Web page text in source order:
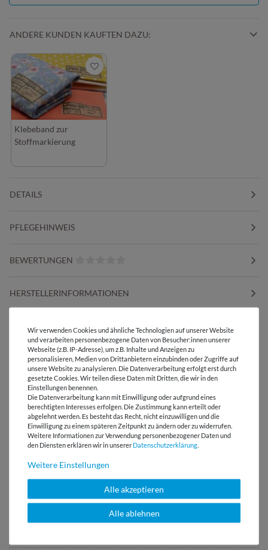
ANDERE KUNDEN KAUFTEN DAZU:
Klebeband zur
Stoffmarkierung
DETAILS
PFLEGEHINWEIS
BEWERTUNGEN
HERSTELLERINFORMATIONEN
DIESER STOFF IN ANDEREN FARBEN
Versandkostenfrei ab 60 € -
Lieferung mit DHL
E-Mail Kundenservice
Antwort in 24h
Über 98% positive
Bewertungen
Über 110 Gratis
Schnittmuster für Dich
Wir verwenden Cookies und ähnliche Technologien auf unserer Website
und verarbeiten personenbezogene Daten von Besucher:innen unserer
Webseite (z.B. IP-Adresse), um z.B. Inhalte und Anzeigen zu
personalisieren, Medien von Drittanbietern einzubinden oder Zugriffe auf
unsere Website zu analysieren. Die Datenverarbeitung erfolgt erst durch
gesetzte Cookies. Wir teilen diese Daten mit Dritten, die wir in den
Einstellungen benennen.
Die Datenverarbeitung kann mit Einwilligung oder aufgrund eines
berechtigten Interesses erfolgen. Die Zustimmung kann erteilt oder
abgelehnt werden. Es besteht das Recht, nicht einzuwilligen und die
Einwilligung zu einem späteren Zeitpunkt zu ändern oder zu widerrufen.
Weitere Informationen zur Verwendung personenbezogener Daten und
den Diensten erklären wir in unserer Daten­schutz­erklärung
Weitere Einstellungen
Alle akzeptieren
Alle ablehnen